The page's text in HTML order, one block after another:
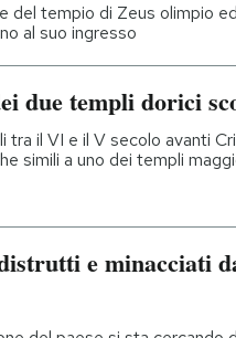
del tempio di Zeus olimpio
al suo ingresso
due templi dorici
tra il VI e il V secolo avanti
simili a uno dei templi
e minacciati